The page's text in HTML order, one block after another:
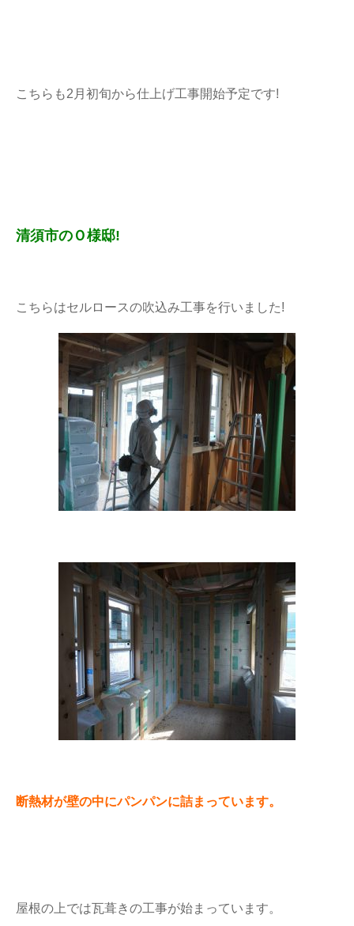
こちらも2月初旬から仕上げ工事開始予定です!
清須市のＯ様邸!
こちらはセルロースの吹込み工事を行いました!
断熱材が壁の中にパンパンに詰まっています。
屋根の上では瓦葺きの工事が始まっています。